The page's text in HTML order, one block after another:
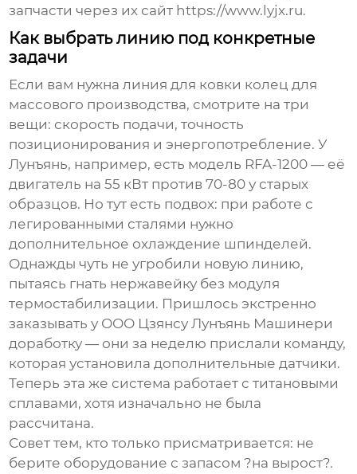
запчасти через их сайт https://www.lyjx.ru.
Как выбрать линию под конкретные
задачи
Если вам нужналиния для ковки колец для
массового производства, смотрите на три
вещи: скорость подачи, точность
позиционирования и энергопотребление. У
Лунъянь, например, есть модель RFA-1200 — её
двигатель на 55 кВт против 70-80 у старых
образцов. Но тут есть подвох: при работе с
легированными сталями нужно
дополнительное охлаждение шпинделей.
Однажды чуть не угробили новую линию,
пытаясь гнать нержавейку без модуля
термостабилизации. Пришлось экстренно
заказывать у ООО Цзянсу Лунъянь Машинери
доработку — они за неделю прислали команду,
которая установила дополнительные датчики.
Теперь эта же система работает с титановыми
сплавами, хотя изначально не была
рассчитана.
Совет тем, кто только присматривается: не
берите оборудование с запасом ?на вырост?.